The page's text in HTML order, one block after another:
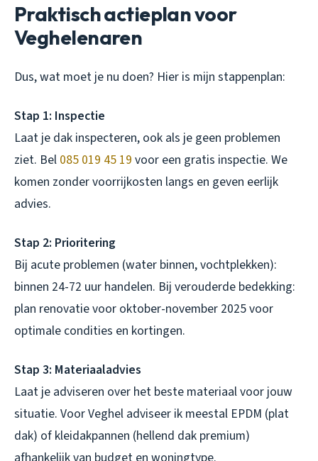
Praktisch actieplan voor
Veghelenaren
Dus, wat moet je nu doen? Hier is mijn stappenplan:
Stap 1: Inspectie
Laat je dak inspecteren, ook als je geen problemen
ziet. Bel 085 019 45 19 voor een gratis inspectie. We
komen zonder voorrijkosten langs en geven eerlijk
advies.
Stap 2: Prioritering
Bij acute problemen (water binnen, vochtplekken):
binnen 24-72 uur handelen. Bij verouderde bedekking:
plan renovatie voor oktober-november 2025 voor
optimale condities en kortingen.
Stap 3: Materiaaladvies
Laat je adviseren over het beste materiaal voor jouw
situatie. Voor Veghel adviseer ik meestal EPDM (plat
dak) of kleidakpannen (hellend dak premium)